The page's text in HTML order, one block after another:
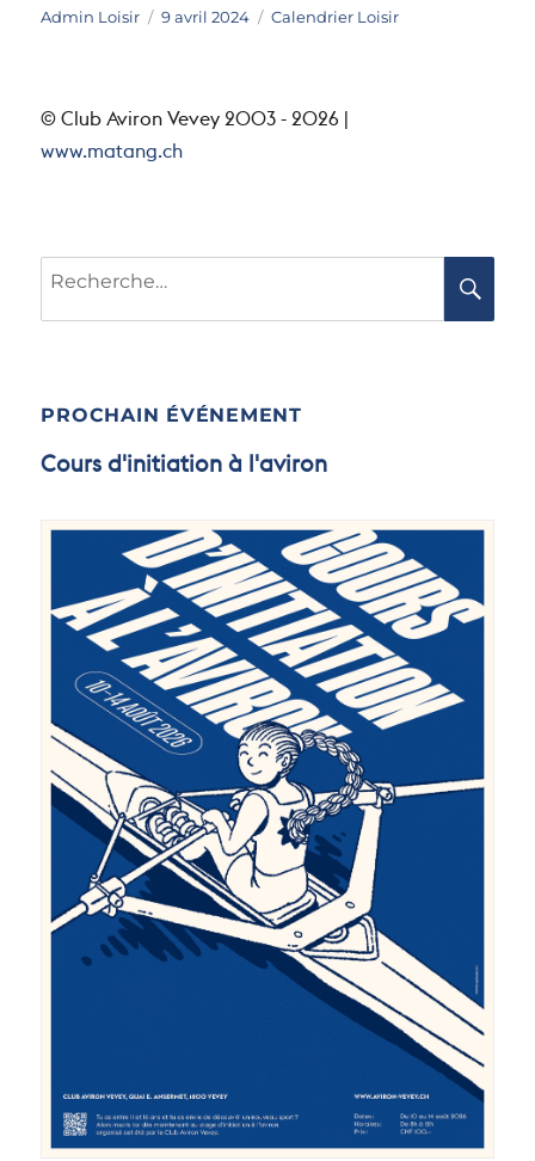
Auteur
Admin Loisir
Publié
9 avril 2024 Catégories
Calendrier Loisir
© Club Aviron Vevey 2003 - 2026 |
www.matang.ch
Recherche
PROCHAIN ÉVÉNEMENT
Cours d'initiation à l'aviron